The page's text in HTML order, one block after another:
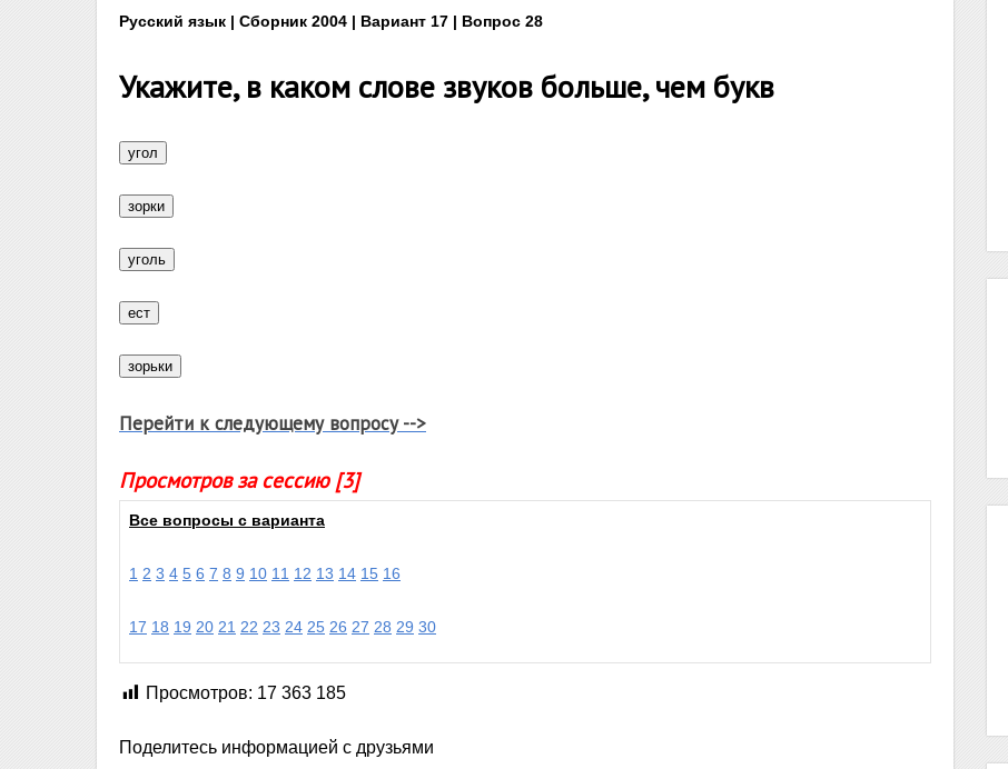
Русский язык | Сборник 2004 | Вариант 17 | Вопрос 28
Укажите, в каком слове звуков больше, чем букв
Перейти к следующему вопросу -->
Просмотров за сессию [3]
Все вопросы с варианта
1 2 3 4 5 6 7 8 9 10 11 12 13 14 15 16
17 18 19 20 21 22 23 24 25 26 27 28 29 30
Просмотров: 17 363 185
Поделитесь информацией с друзьями